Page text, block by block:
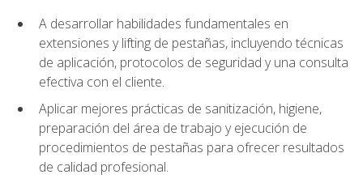
A desarrollar habilidades fundamentales en
extensiones y lifting de pestañas, incluyendo técnicas
de aplicación, protocolos de seguridad y una consulta
efectiva con el cliente.
Aplicar mejores prácticas de sanitización, higiene,
preparación del área de trabajo y ejecución de
procedimientos de pestañas para ofrecer resultados
de calidad profesional.